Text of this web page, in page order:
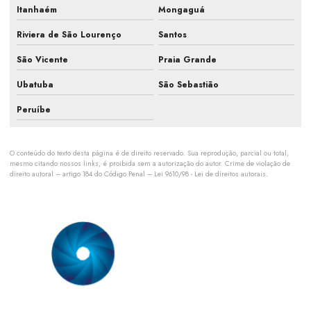
Manutenção de sistemas de climatização
Manutenção de sistemas hvac
Orçamento para manutenção ar condicionado
Orçamento pmoc de ar condicionado
Plano de manutenção para climatização
Plano de manutenção pmoc
Itanhaém
Mongaguá
Riviera de São Lourenço
Santos
São Vicente
Praia Grande
Ubatuba
São Sebastião
Peruíbe
O conteúdo do texto desta página é de direito reservado. Sua reprodução, parcial ou total,
mesmo citando nossos links, é proibida sem a autorização do autor. Crime de violação de
direito autoral – artigo 184 do Código Penal – Lei 9610/98 - Lei de direitos autorais.